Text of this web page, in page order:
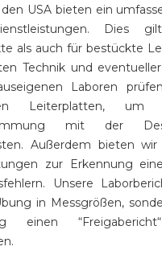
den USA bieten ein
Dies
als auch für bestückte
Technik und
Laboren
Leiterplatten, um
mit der
Außerdem bieten wir
zur Erkennung
Unsere
in Messgrößen,
einen